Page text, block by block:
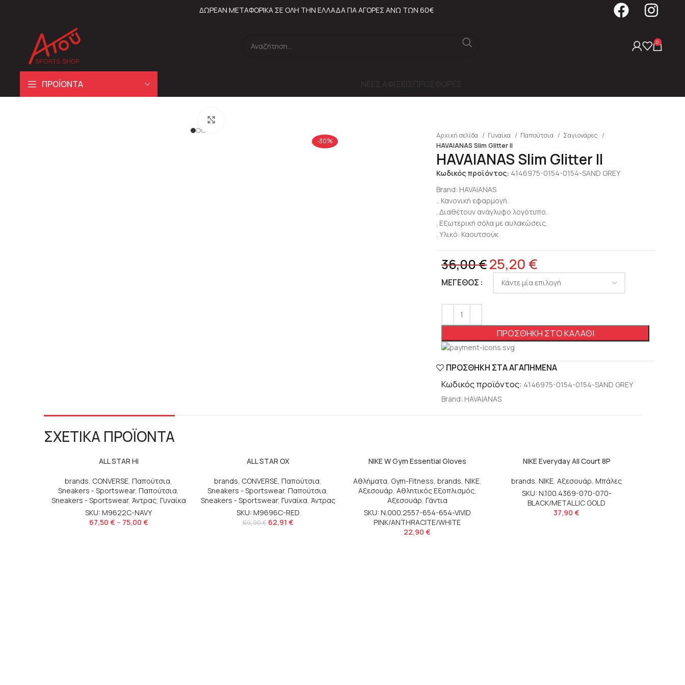
ΔΩΡΕΑΝ ΜΕΤΑΦΟΡΙΚΑ ΣΕ ΟΛΗ ΤΗΝ ΕΛΛΑΔΑ ΓΙΑ ΑΓΟΡΕΣ ΑΝΩ ΤΩΝ 60€
0
ΠΡΟΪΟΝΤΑ
-30%
Αρχική σελίδα Γυναίκα Παπούτσια
Σαγιονάρες
HAVAIANAS Slim Glitter II
HAVAIANAS Slim Glitter II
Κωδικός προϊόντος: 4146975-0154-0154-SAND GREY
Brand: HAVAIANAS
.. Κανονική εφαρμογή.
. Διαθέτουν ανάγλυφο λογότυπο.
. Εξωτερική σόλα με αυλακώσεις.
. Υλικό: Καουτσούκ.
36,00€25,20 €
ΜΈΓΕΘΟΣ
ΠΡΟΣΘΉΚΗ ΣΤΟ ΚΑΛΆΘΙ
ΠΡΟΣΘΉΚΗ ΣΤΑ ΑΓΑΠΗΜΈΝΑ
Κωδικός προϊόντος: 4146975-0154-0154-SAND GREY
Brand: HAVAIANAS
ΣΧΕΤΙΚΑ ΠΡΟΪΟΝΤΑ
ALL STAR HI
brands, CONVERSE, Παπούτσια,
Sneakers - Sportswear, Παπούτσια,
Sneakers - Sportswear, Άντρας, Γυναίκα
SKU: M9622C-NAVY
67,50 € – 75,00 €
ALL STAR OX
brands, CONVERSE, Παπούτσια,
Sneakers - Sportswear, Παπούτσια,
Sneakers - Sportswear, Γυναίκα, Άντρας
SKU: M9696C-RED
69,90€ 62,91 €
NIKE W Gym Essential Gloves
Αθλήματα, Gym-Fitness, brands, NIKE,
Αξεσουάρ, Αθλητικός Εξοπλισμός,
Αξεσουάρ, Γάντια
SKU: N.000.2557-654-654-VIVID
PINK/ANTHRACITE/WHITE
22,90 €
NIKE Everyday All Court 8P
brands, NIKE, Αξεσουάρ, Μπάλες
SKU: N.100.4369-070-070-
BLACK/METALLIC GOLD
37,90 €